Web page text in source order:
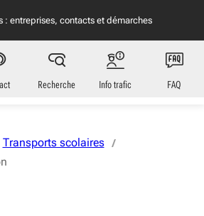
: entreprises, contacts et démarches
Aquitaine
Recherche Info trafic FAQ
Transports scolaires